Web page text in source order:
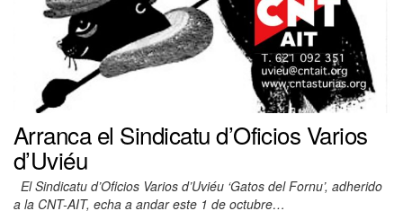
Arranca el Sindicatu d’Oficios Varios
d’Uviéu
El Sindicatu d’Oficios Varios d’Uviéu ‘Gatos del Fornu’, adherido
a la CNT-AIT, echa a andar este 1 de octubre…